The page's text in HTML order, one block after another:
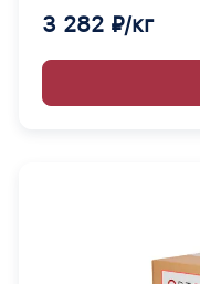
3 282 ₽/кг